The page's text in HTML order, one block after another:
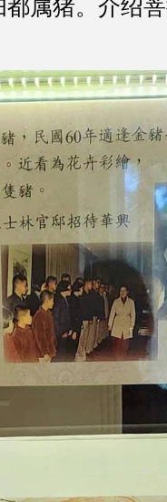
属猪。介绍